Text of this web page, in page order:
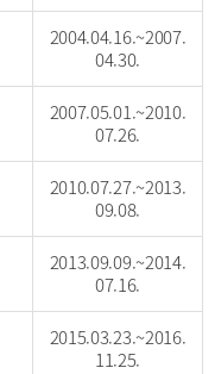
2004.04.16.~2007.
04.30.
2007.05.01.~2010.
07.26.
2010.07.27.~2013.
09.08.
2013.09.09.~2014.
07.16.
2015.03.23.~2016.
11.25.